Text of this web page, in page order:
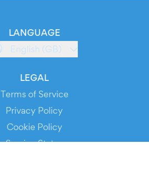
LANGUAGE
English (GB)
LEGAL
Terms of Service
Privacy Policy
Cookie Policy
Service Status